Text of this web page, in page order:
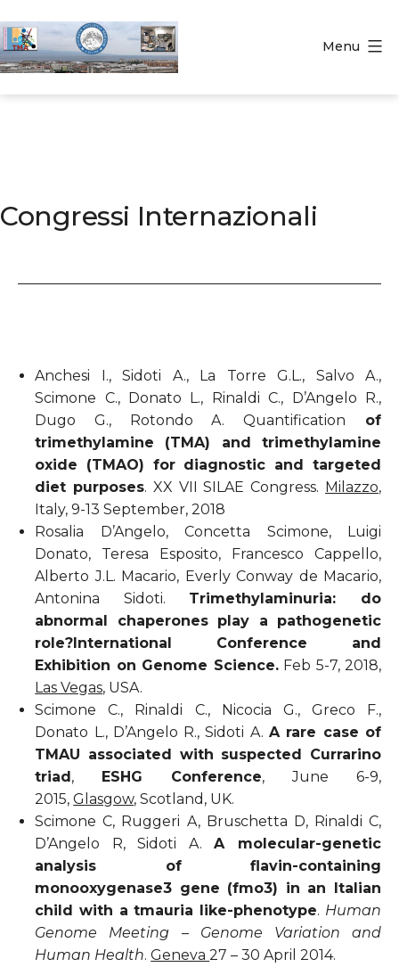
al
contenuto
Menu
Congressi Internazionali
Anchesi I., Sidoti A., La Torre G.L., Salvo A.,
Scimone C., Donato L., Rinaldi C., D’Angelo R.,
Dugo G., Rotondo A. Quantification of
trimethylamine (TMA) and trimethylamine
oxide (TMAO) for diagnostic and targeted
diet purposes. XX VII SILAE Congress. Milazzo,
Italy, 9-13 September, 2018
Rosalia D’Angelo, Concetta Scimone, Luigi
Donato, Teresa Esposito, Francesco Cappello,
Alberto J.L. Macario, Everly Conway de Macario,
Antonina Sidoti. Trimethylaminuria: do
abnormal chaperones play a pathogenetic
role?International Conference and
Exhibition on Genome Science.Feb 5-7, 2018,
Las Vegas, USA.
Scimone C., Rinaldi C., Nicocia G., Greco F.,
Donato L., D’Angelo R., Sidoti A.A rare case of
TMAU associated with suspected Currarino
triad, ESHG Conference, June 6-9,
2015,Glasgow, Scotland, UK.
Scimone C, Ruggeri A, Bruschetta D, Rinaldi C,
D’Angelo R, Sidoti A.A molecular-genetic
analysis of flavin-containing
monooxygenase3 gene (fmo3) in an Italian
child with a tmauria like-phenotype. Human
Genome Meeting – Genome Variation and
Human Health.Geneva27 – 30 April 2014.